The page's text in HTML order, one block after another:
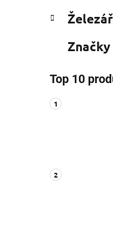
Značky
Top 10